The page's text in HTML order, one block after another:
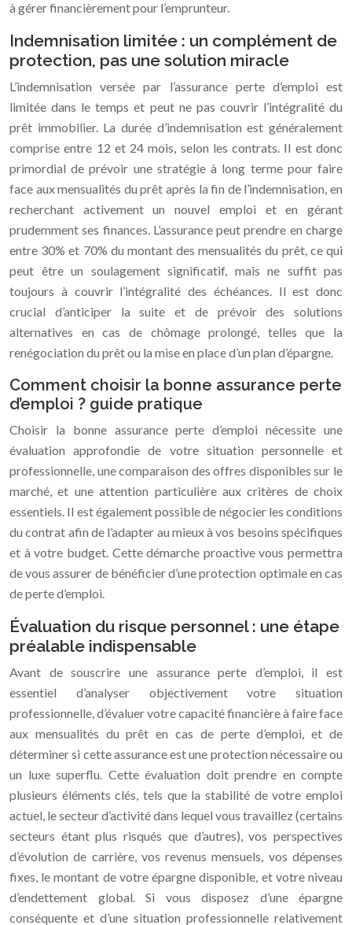
à gérer financièrement pour l’emprunteur.
Indemnisation limitée : un complément de
protection, pas une solution miracle
L’indemnisation versée par l’assurance perte d’emploi est
limitée dans le temps et peut ne pas couvrir l’intégralité du
prêt immobilier. La durée d’indemnisation est généralement
comprise entre 12 et 24 mois, selon les contrats. Il est donc
primordial de prévoir une stratégie à long terme pour faire
face aux mensualités du prêt après la fin de l’indemnisation, en
recherchant activement un nouvel emploi et en gérant
prudemment ses finances. L’assurance peut prendre en charge
entre 30% et 70% du montant des mensualités du prêt, ce qui
peut être un soulagement significatif, mais ne suffit pas
toujours à couvrir l’intégralité des échéances. Il est donc
crucial d’anticiper la suite et de prévoir des solutions
alternatives en cas de chômage prolongé, telles que la
renégociation du prêt ou la mise en place d’un plan d’épargne.
Comment choisir la bonne assurance perte
d’emploi ? guide pratique
Choisir la bonne assurance perte d’emploi nécessite une
évaluation approfondie de votre situation personnelle et
professionnelle, une comparaison des offres disponibles sur le
marché, et une attention particulière aux critères de choix
essentiels. Il est également possible de négocier les conditions
du contrat afin de l’adapter au mieux à vos besoins spécifiques
et à votre budget. Cette démarche proactive vous permettra
de vous assurer de bénéficier d’une protection optimale en cas
de perte d’emploi.
Évaluation du risque personnel : une étape
préalable indispensable
Avant de souscrire une assurance perte d’emploi, il est
essentiel d’analyser objectivement votre situation
professionnelle, d’évaluer votre capacité financière à faire face
aux mensualités du prêt en cas de perte d’emploi, et de
déterminer si cette assurance est une protection nécessaire ou
un luxe superflu. Cette évaluation doit prendre en compte
plusieurs éléments clés, tels que la stabilité de votre emploi
actuel, le secteur d’activité dans lequel vous travaillez (certains
secteurs étant plus risqués que d’autres), vos perspectives
d’évolution de carrière, vos revenus mensuels, vos dépenses
fixes, le montant de votre épargne disponible, et votre niveau
d’endettement global. Si vous disposez d’une épargne
conséquente et d’une situation professionnelle relativement